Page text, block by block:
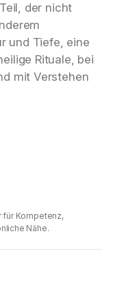
der nicht
und Tiefe, eine
Rituale, bei
mit Verstehen
für Kompetenz,
Nähe.